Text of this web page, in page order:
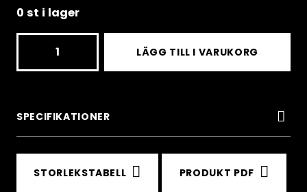
0 st i lager
LÄGG TILL I VARUKORG
SPECIFIKATIONER
STORLEKSTABELL PRODUKT PDF